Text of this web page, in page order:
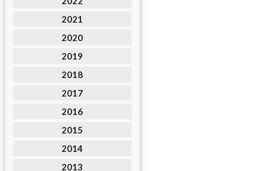
2021
2020
2019
2018
2017
2016
2015
2014
2013